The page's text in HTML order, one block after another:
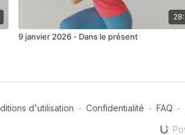
9 janvier 2026 - Dans le présent
d'utilisation ∙ Confidentialité ∙ FAQ ∙